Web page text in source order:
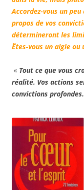
Accordez-vous un
propos de vos
détermineront les
Êtes-vous un aigle ou
« Tout ce que vous
réalité. Vos actions
convictions